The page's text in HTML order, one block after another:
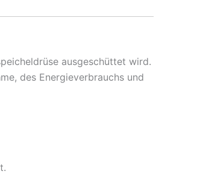
ausgeschüttet wird.
des Energieverbrauchs und